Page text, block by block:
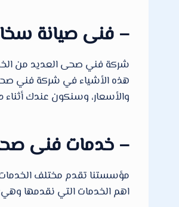
– فنى صيانة
هذه الأشياء في شركة فني صحى
والأسعار، وسنكون عندك
– خدمات فنى
مؤسستنا تقدم مختلف
اهم الخدمات التي نقدمها